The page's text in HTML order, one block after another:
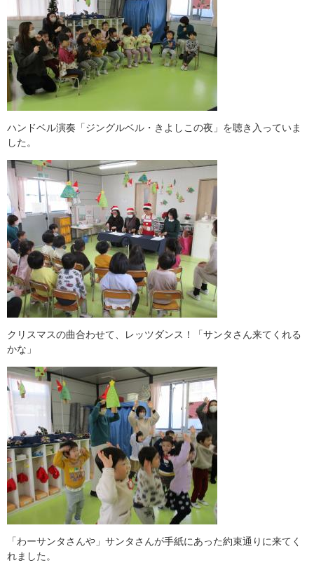
ハンドベル演奏「ジングルベル・きよしこの夜」を聴き入っていま
した。
クリスマスの曲合わせて、レッツダンス！「サンタさん来てくれる
かな」
「わーサンタさんや」サンタさんが手紙にあった約束通りに来てく
れました。